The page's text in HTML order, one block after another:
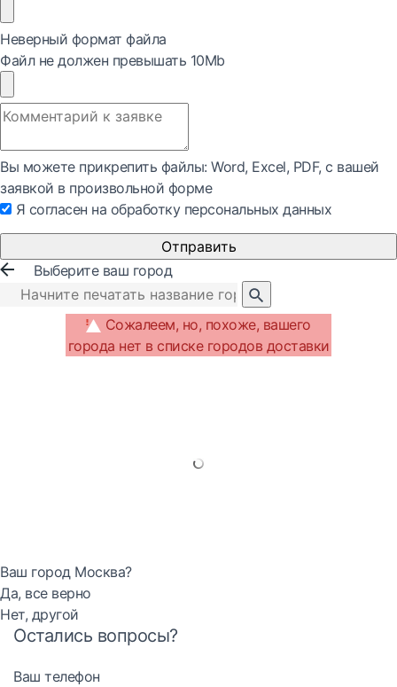
Неверный формат файла
Файл не должен превышать 10Mb
Вы можете прикрепить файлы: Word, Exсel, PDF, с вашей
заявкой в произвольной форме
Я согласен на обработку персональных данных
Отправить
Выберите ваш город
Сожалеем, но, похоже, вашего
города нет в списке городов доставки
Ваш город Москва?
Да, все верно
Нет, другой
Остались вопросы?
Ваш телефон